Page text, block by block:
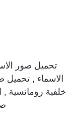
تحميل صور
الاسماء ,
خلفية رومانسية